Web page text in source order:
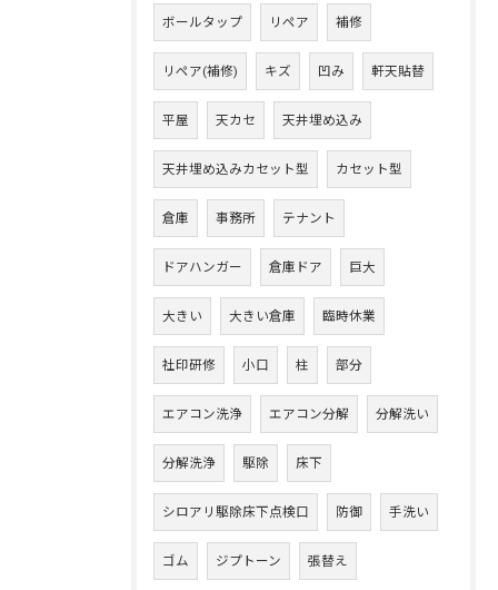
ボールタップ リペア 補修
リペア(補修) キズ 凹み 軒天貼替
平屋 天カセ 天井埋め込み
天井埋め込みカセット型 カセット型
倉庫 事務所 テナント
ドアハンガー 倉庫ドア 巨大
大きい 大きい倉庫 臨時休業
社印研修 小口 柱 部分
エアコン洗浄 エアコン分解 分解洗い
分解洗浄 駆除 床下
シロアリ駆除床下点検口 防御 手洗い
ゴム ジプトーン 張替え